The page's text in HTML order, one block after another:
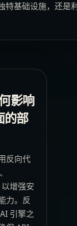
基础设施，还是
影响
的部
反向代
增强安
力。反
引擎之